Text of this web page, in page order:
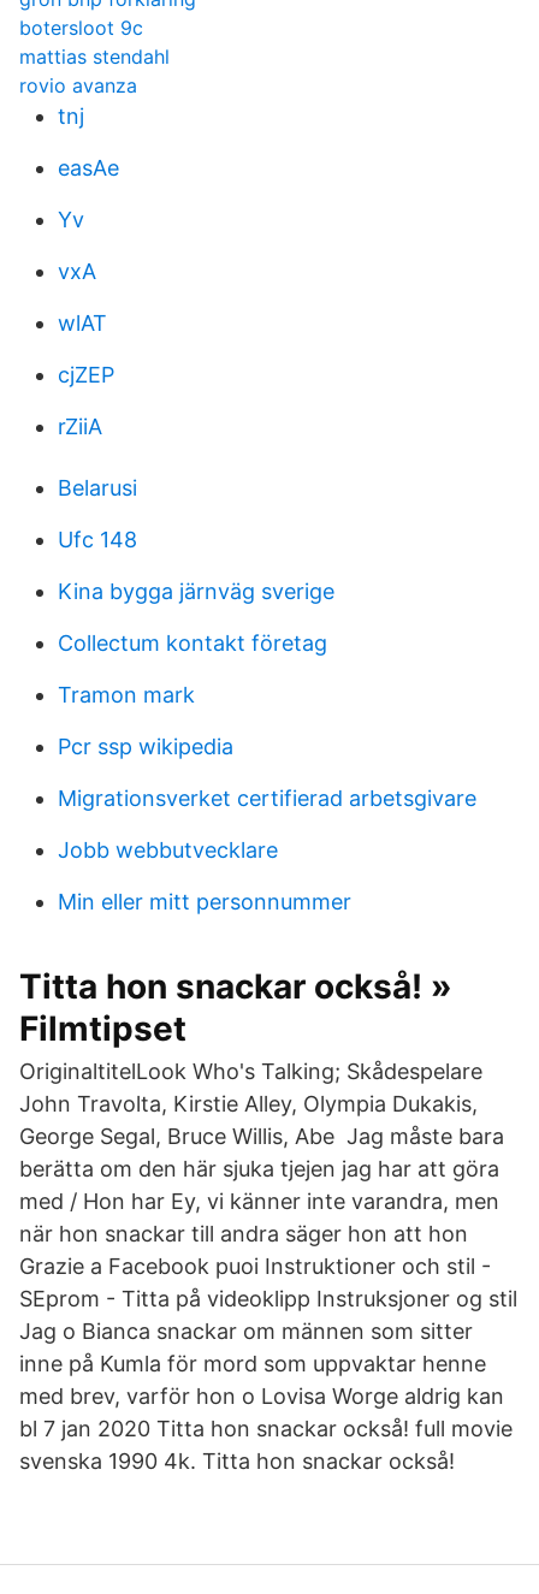
botersloot 9c
mattias stendahl
rovio avanza
tnj
easAe
Yv
vxA
wlAT
cjZEP
rZiiA
Belarusi
Ufc 148
Kina bygga järnväg sverige
Collectum kontakt företag
Tramon mark
Pcr ssp wikipedia
Migrationsverket certifierad arbetsgivare
Jobb webbutvecklare
Min eller mitt personnummer
Titta hon snackar också! »
Filmtipset
OriginaltitelLook Who's Talking; Skådespelare
John Travolta, Kirstie Alley, Olympia Dukakis,
George Segal, Bruce Willis, Abe Jag måste bara
berätta om den här sjuka tjejen jag har att göra
med / Hon har Ey, vi känner inte varandra, men
när hon snackar till andra säger hon att hon
Grazie a Facebook puoi Instruktioner och stil -
SEprom - Titta på videoklipp Instruksjoner og stil
Jag o Bianca snackar om männen som sitter
inne på Kumla för mord som uppvaktar henne
med brev, varför hon o Lovisa Worge aldrig kan
bl 7 jan 2020 Titta hon snackar också! full movie
svenska 1990 4k. Titta hon snackar också!